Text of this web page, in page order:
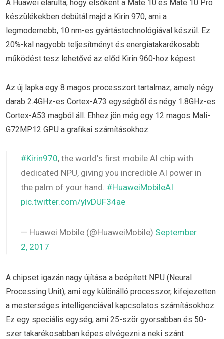
A Huawei elárulta, hogy elsőként a Mate 10 és Mate 10 Pro
készülékekben debütál majd a Kirin 970, ami a
legmodernebb, 10 nm-es gyártástechnológiával készül. Ez
20%-kal nagyobb teljesítményt és energiatakarékosabb
működést tesz lehetővé az előd Kirin 960-hoz képest.
Az új lapka egy 8 magos processzort tartalmaz, amely négy
darab 2.4GHz-es Cortex-A73 egységből és négy 1.8GHz-es
Cortex-A53 magból áll. Ehhez jön még egy 12 magos Mali-
G72MP12 GPU a grafikai számításokhoz.
#Kirin970, the world's first mobile AI chip with
dedicated NPU, giving you incredible AI power in
the palm of your hand. #HuaweiMobileAI
pic.twitter.com/ylvDUF34ae
— Huawei Mobile (@HuaweiMobile) September
2, 2017
A chipset igazán nagy újítása a beépített NPU (Neural
Processing Unit), ami egy különálló processzor, kifejezetten
a mesterséges intelligenciával kapcsolatos számításokhoz.
Ez egy speciális egység, ami 25-ször gyorsabban és 50-
szer takarékosabban képes elvégezni a neki szánt